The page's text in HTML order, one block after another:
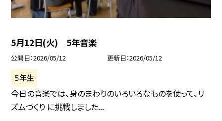
5月12日(火) 5年音楽
公開日 2026/05/12 更新日 2026/05/12
５年生
今日の音楽では、身のまわりのいろいろなものを使って、リ
ズムづくり に挑戦しました...